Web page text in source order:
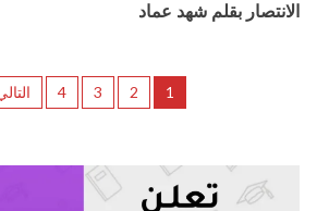
الانتصار بقلم شهد عماد
1
2
3
4